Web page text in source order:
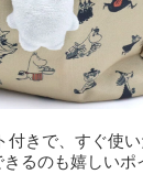
きで、すぐ使
るのも嬉しいポ